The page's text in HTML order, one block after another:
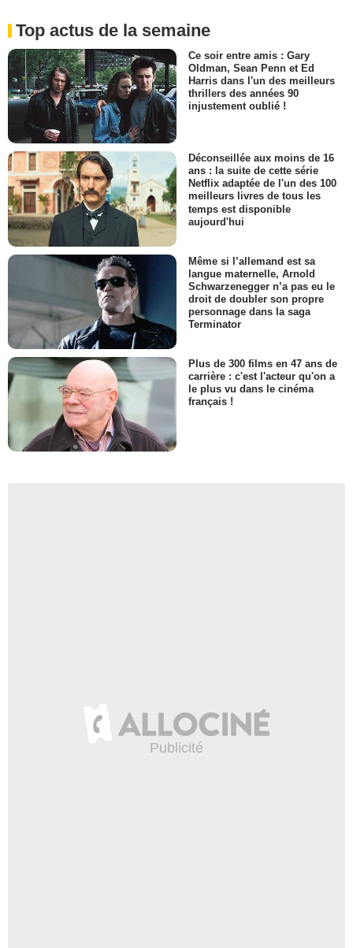
Top actus de la semaine
Ce soir entre amis : Gary
Oldman, Sean Penn et Ed
Harris dans l'un des meilleurs
thrillers des années 90
injustement oublié !
Déconseillée aux moins de 16
ans : la suite de cette série
Netflix adaptée de l'un des 100
meilleurs livres de tous les
temps est disponible
aujourd'hui
Même si l’allemand est sa
langue maternelle, Arnold
Schwarzenegger n’a pas eu le
droit de doubler son propre
personnage dans la saga
Terminator
Plus de 300 films en 47 ans de
carrière : c'est l'acteur qu'on a
le plus vu dans le cinéma
français !